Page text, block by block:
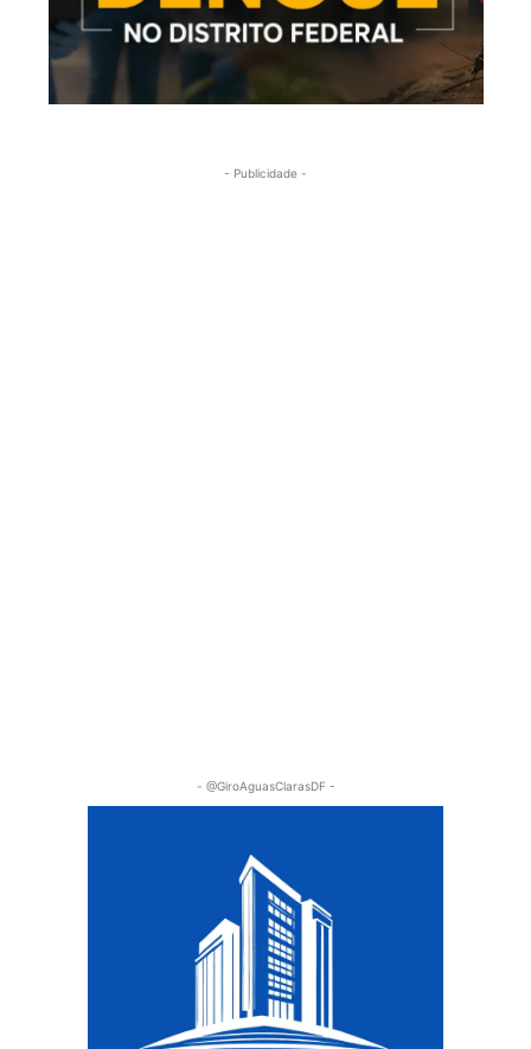
- Publicidade -
- @GiroAguasClarasDF -